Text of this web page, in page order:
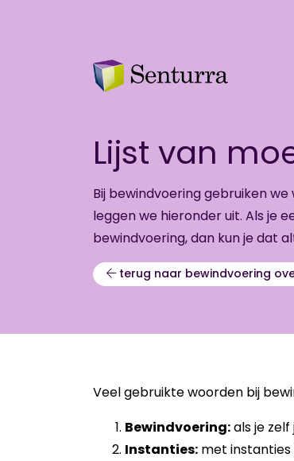
Lijst van
Bij be­wind­voe­ring ge­brui­ken
leg­gen we hier­on­der uit. Als je
be­wind­voe­ring, dan kun je dat
terug naar bewindvoering
Veel ge­bruik­te woor­den bij
Bewindvoering:als je
Instanties: met instanties